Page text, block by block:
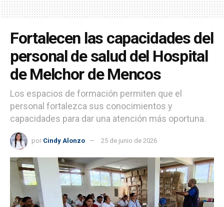
Fortalecen las capacidades del
personal de salud del Hospital
de Melchor de Mencos
Los espacios de formación permiten que el
personal fortalezca sus conocimientos y
capacidades para dar una atención más oportuna.
por Cindy Alonzo 25 de junio de 2026